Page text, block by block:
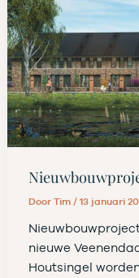
DoorTim/13 januari
nieuwe
Houtsingel